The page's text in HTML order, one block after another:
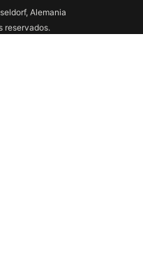
Alemania
reservados.